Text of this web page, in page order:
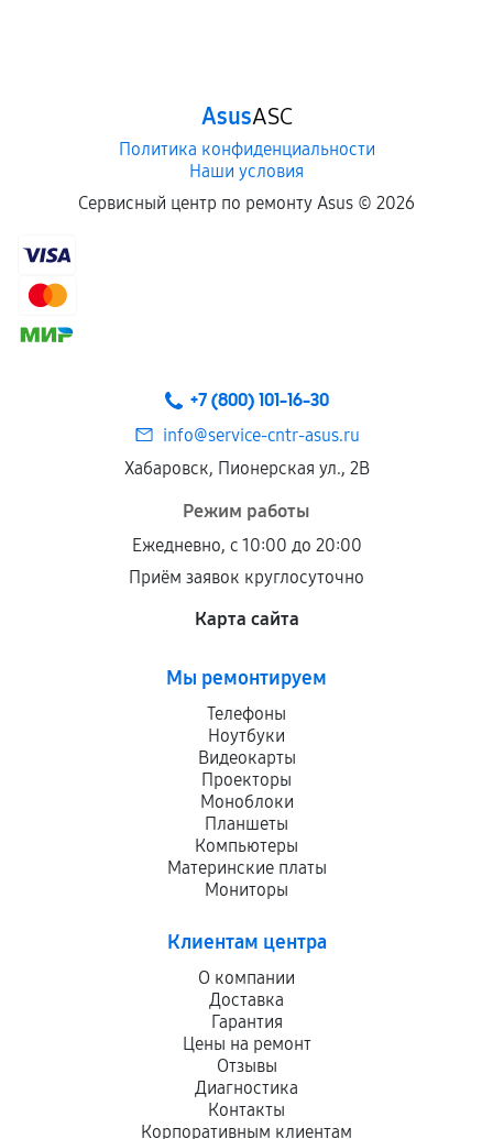
AsusASC
Политика конфиденциальности
Наши условия
Сервисный центр по ремонту Asus © 2026
+7 (800) 101-16-30
info@service-cntr-asus.ru
Хабаровск, Пионерская ул., 2В
Режим работы
Ежедневно, с 10:00 до 20:00
Приём заявок круглосуточно
Карта сайта
Мы ремонтируем
Телефоны
Ноутбуки
Видеокарты
Проекторы
Моноблоки
Планшеты
Компьютеры
Материнские платы
Мониторы
Клиентам центра
О компании
Доставка
Гарантия
Цены на ремонт
Отзывы
Диагностика
Контакты
Корпоративным клиентам